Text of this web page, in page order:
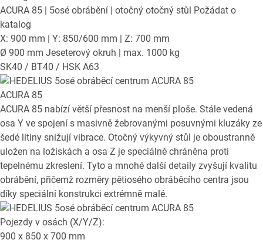
ACURA 85 | 5osé obrábění | otočný otočný stůl Požádat o
katalog
X: 900 mm | Y: 850/600 mm | Z: 700 mm
Ø 900 mm Jeseterový okruh | max. 1000 kg
SK40 / BT40 / HSK A63
ACURA 85
ACURA 85 nabízí větší přesnost na menší ploše. Stále vedená
osa Y ve spojení s masivně žebrovanými posuvnými kluzáky ze
šedé litiny snižují vibrace. Otočný výkyvný stůl je oboustranně
uložen na ložiskách a osa Z je speciálně chráněna proti
tepelnému zkreslení. Tyto a mnohé další detaily zvyšují kvalitu
obrábění, přičemž rozměry pětiosého obráběcího centra jsou
díky speciální konstrukci extrémně malé.
Pojezdy v osách (X/Y/Z):
900 x 850 x 700 mm